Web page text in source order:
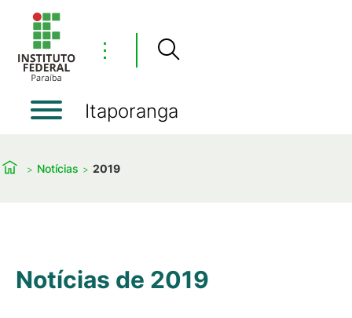
⋮
Itaporanga
Notícias 2019
Notícias de 2019